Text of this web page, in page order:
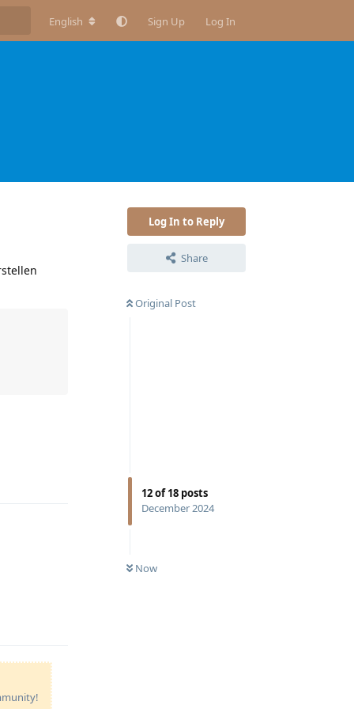
English Sign Up Log In
Log In to Reply
Share
Original Post
12of18 posts
December 2024
Now